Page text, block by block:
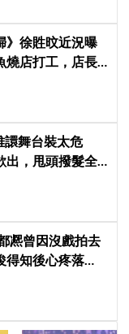
》徐貹旼近況曝
燒店打工，店長
譞舞台裝太危
出，甩頭撥髮全
凞曾因沒戲拍去
得知後心疼落